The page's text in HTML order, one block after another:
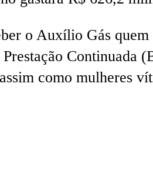
o Auxílio Gás
Continuada
como mulheres